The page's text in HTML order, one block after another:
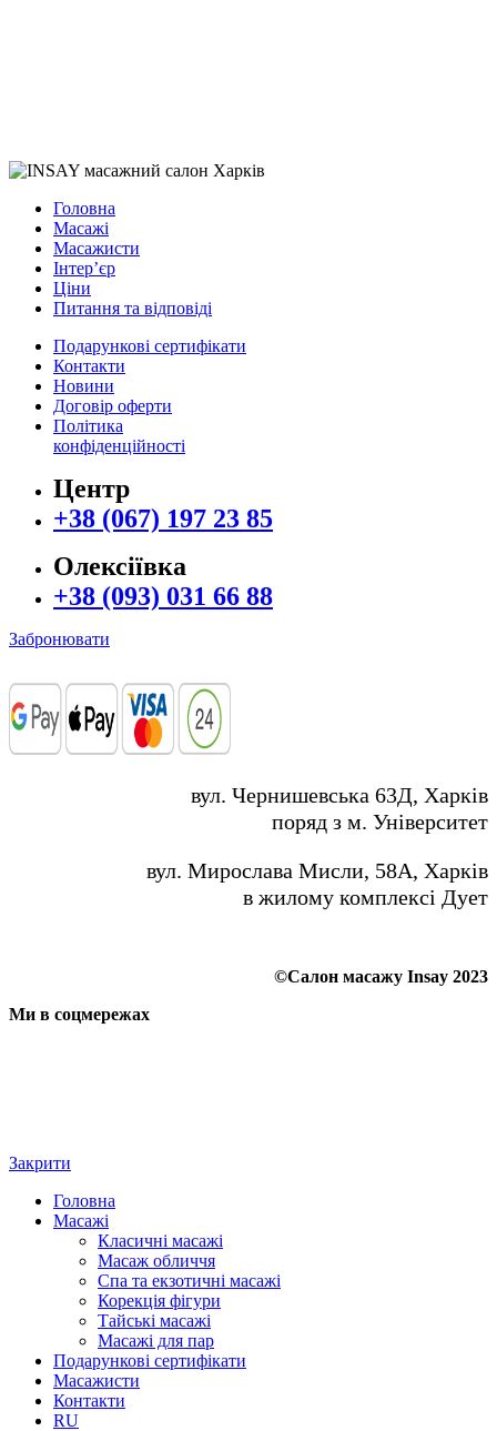
Головна
Масажі
Масажисти
Інтер’єр
Ціни
Питання та відповіді
Подарункові сертифікати
Контакти
Новини
Договір оферти
Політика
конфіденційності
Центр
+38 (067) 197 23 85
Олексіївка
+38 (093) 031 66 88
Забронювати
вул. Чернишевська 63Д, Харків
поряд з м. Університет
вул. Мирослава Мисли, 58А, Харків
в жилому комплексі Дует
©Салон масажу Insay 2023
Ми в соцмережах
Закрити
Головна
Масажі
Класичні масажі
Масаж обличчя
Спа та екзотичні масажі
Корекція фігури
Тайські масажі
Масажі для пар
Подарункові сертифікати
Масажисти
Контакти
RU